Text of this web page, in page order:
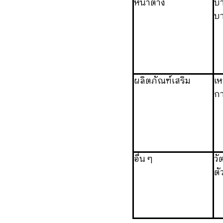
หน้าต่าง
บ
บ
ผลิตภัณฑ์เสริม
เ
ก
อื่น ๆ
วั
ตั